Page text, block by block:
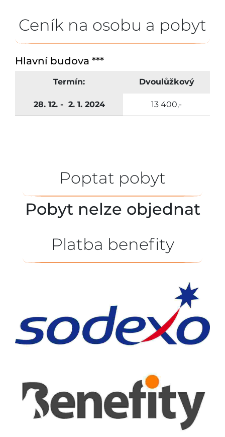
Ceník na osobu a pobyt
Hlavní budova ***
Termín: Dvoulůžkový
28. 12. - 2. 1. 2024 13 400,-
Poptat pobyt
Pobyt nelze objednat
Platba benefity